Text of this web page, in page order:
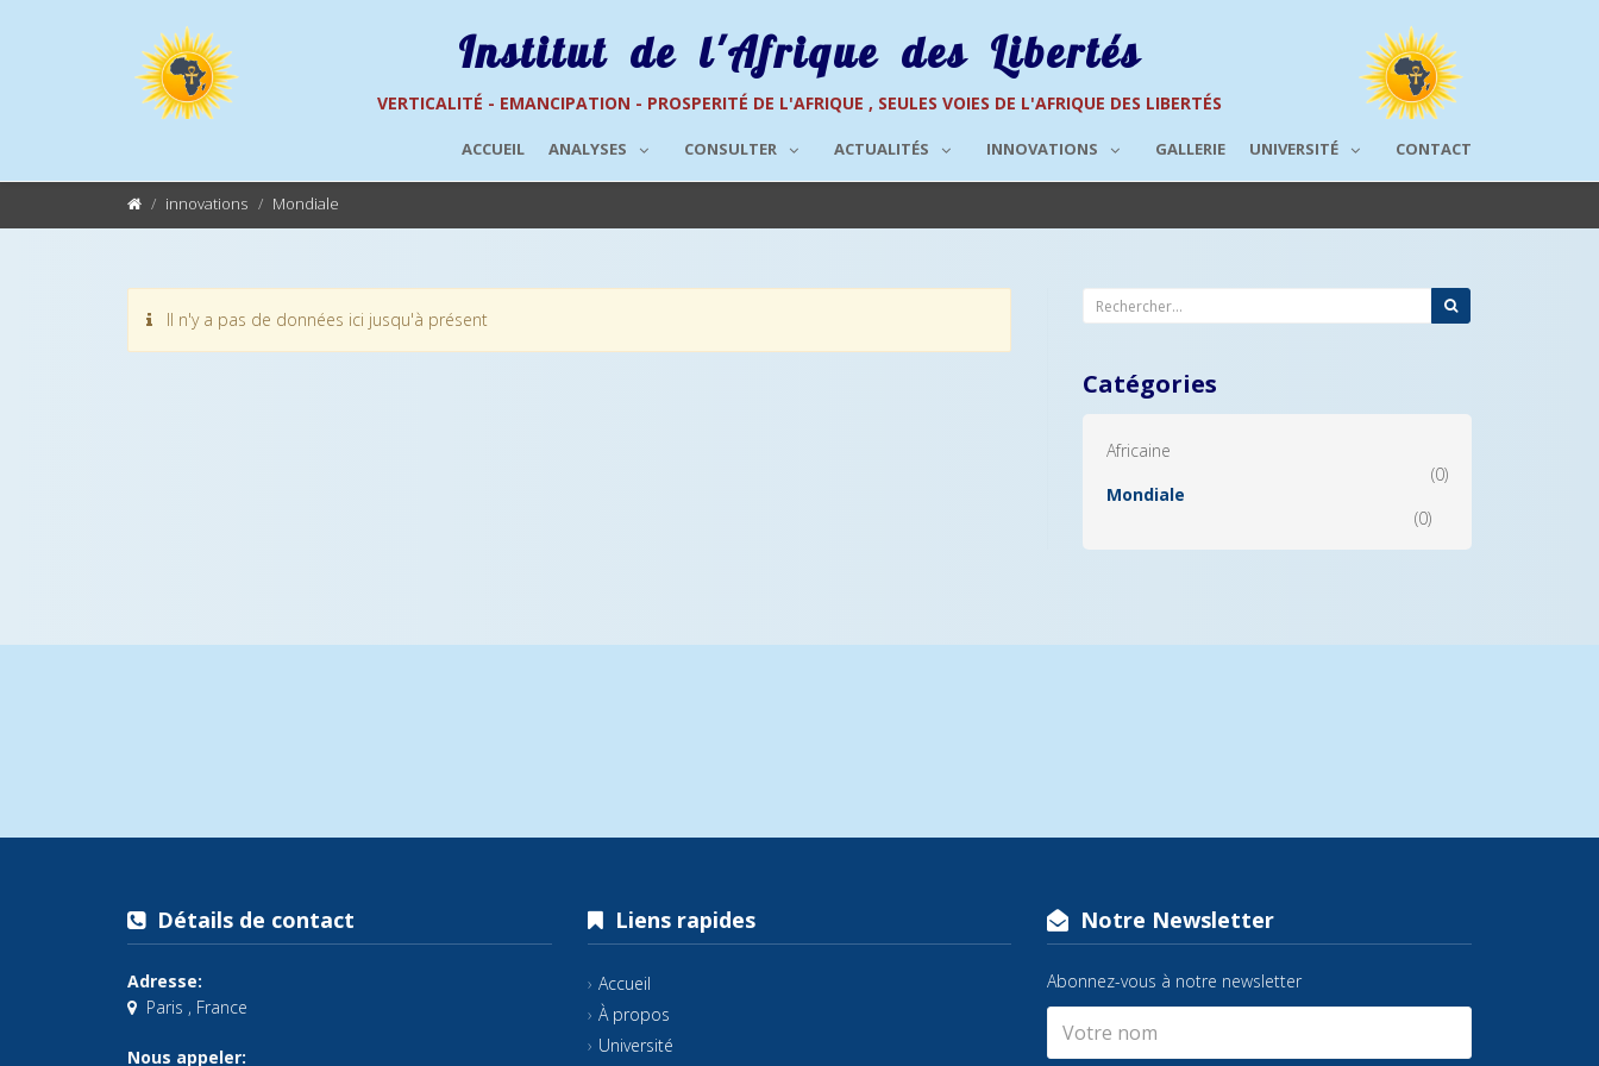
Institut de l'Afrique des Libertés
VERTICALITÉ - EMANCIPATION - PROSPERITÉ DE L'AFRIQUE , SEULES VOIES DE L'AFRIQUE DES LIBERTÉS
ACCUEIL ANALYSES CONSULTER ACTUALITÉS INNOVATIONS GALLERIE UNIVERSITÉ CONTACT
innovations Mondiale
Il n'y a pas de données ici jusqu'à présent
Catégories
Africaine
(0)
Mondiale
(0)
Détails de contact
Adresse:
Paris , France
Nous appeler:
Liens rapides
Accueil
À propos
Université
Notre Newsletter
Abonnez-vous à notre newsletter